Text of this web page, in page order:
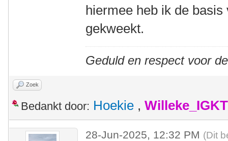
hiermee heb ik de
gekweekt.
Geduld en respect voor
Zoek
Bedankt door: Hoekie , Willeke_IGKT
28-Jun-2025, 12:32 PM (Dit